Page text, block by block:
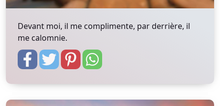
Devant moi, il me complimente, par derrière, il
me calomnie.